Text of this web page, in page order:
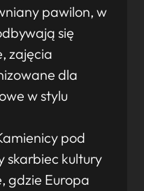
pawilon, w
się
zajęcia
dla
w stylu
pod
skarbiec kultury
gdzie Europa